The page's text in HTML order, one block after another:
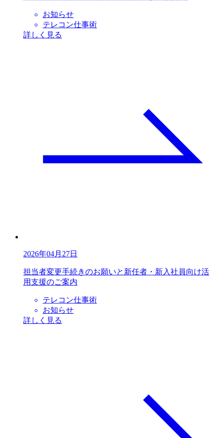
お知らせ
テレコン仕事術
詳しく見る
2026年04月27日
担当者変更手続きのお願いと新任者・新入社員向け活
用支援のご案内
テレコン仕事術
お知らせ
詳しく見る